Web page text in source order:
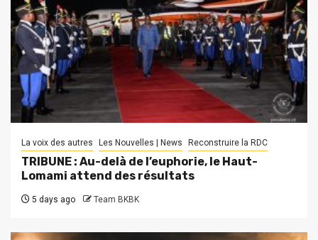
La voix des autres Les Nouvelles | News Reconstruire la RDC
TRIBUNE : Au-delà de l’euphorie, le Haut-
Lomami attend des résultats
5 days ago Team BKBK